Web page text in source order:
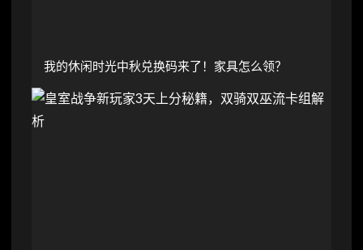
我的休闲时光中秋兑换码来了！家具怎么领？